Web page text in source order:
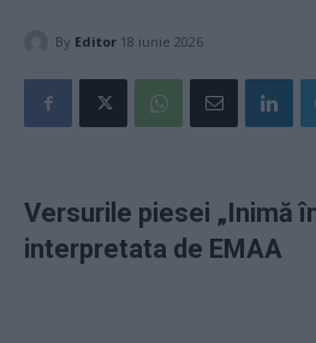
By Editor 18 iunie 2026
Versurile piesei „Inimă
interpretata de EMAA